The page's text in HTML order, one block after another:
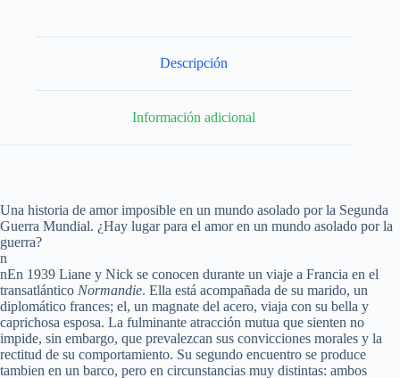
Descripción
Información adicional
Una historia de amor imposible en un mundo asolado por la Segunda
Guerra Mundial. ¿Hay lugar para el amor en un mundo asolado por la
guerra?
n
nEn 1939 Liane y Nick se conocen durante un viaje a Francia en el
transatlántico Normandie. Ella está acompañada de su marido, un
diplomático frances; el, un magnate del acero, viaja con su bella y
caprichosa esposa. La fulminante atracción mutua que sienten no
impide, sin embargo, que prevalezcan sus convicciones morales y la
rectitud de su comportamiento. Su segundo encuentro se produce
tambien en un barco, pero en circunstancias muy distintas: ambos